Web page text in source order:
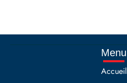
Menu
Accueil